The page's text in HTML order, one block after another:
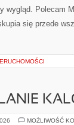
wygląd. Polecam
się przede
MOŻLIWOŚĆ